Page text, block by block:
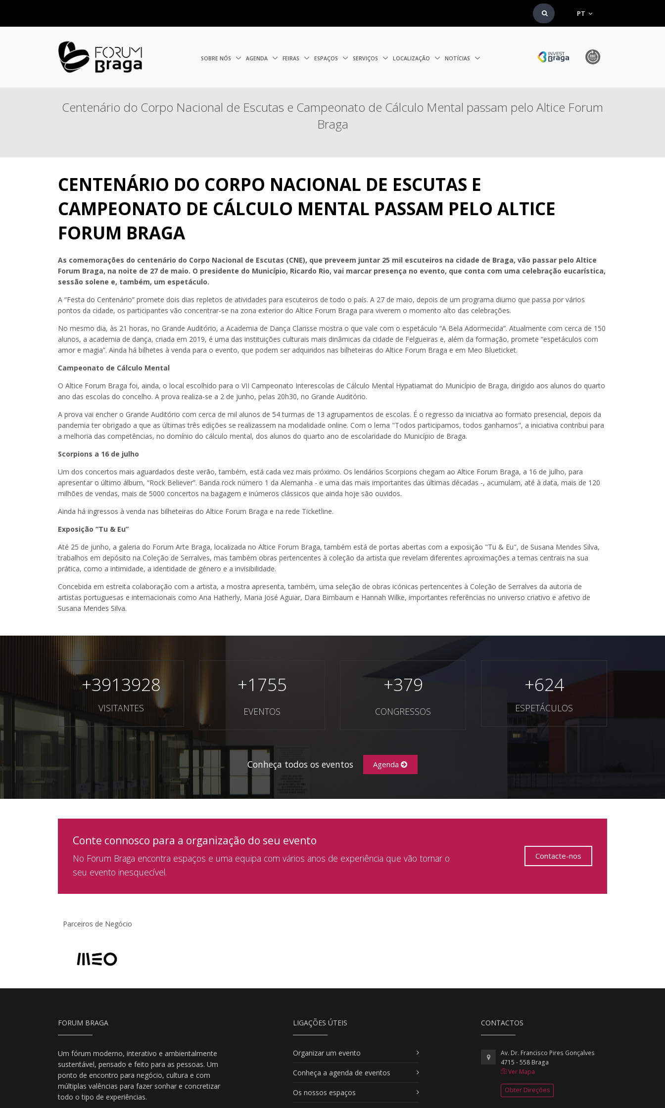
PT
SOBRE NÓS AGENDA FEIRAS ESPAÇOS SERVIÇOS LOCALIZAÇÃO NOTÍCIAS
Centenário do Corpo Nacional de Escutas e Campeonato de Cálculo Mental passam pelo Altice Forum
Braga
CENTENÁRIO DO CORPO NACIONAL DE ESCUTAS E
CAMPEONATO DE CÁLCULO MENTAL PASSAM PELO ALTICE
FORUM BRAGA
As comemorações do centenário do Corpo Nacional de Escutas (CNE), que preveem juntar 25 mil escuteiros na cidade de Braga, vão passar pelo Altice
Forum Braga, na noite de 27 de maio. O presidente do Município, Ricardo Rio, vai marcar presença no evento, que conta com uma celebração eucarística,
sessão solene e, também, um espetáculo.
A “Festa do Centenário” promete dois dias repletos de atividades para escuteiros de todo o país. A 27 de maio, depois de um programa diurno que passa por vários
pontos da cidade, os participantes vão concentrar-se na zona exterior do Altice Forum Braga para viverem o momento alto das celebrações.
No mesmo dia, às 21 horas, no Grande Auditório, a Academia de Dança Clarisse mostra o que vale com o espetáculo “A Bela Adormecida”. Atualmente com cerca de 150
alunos, a academia de dança, criada em 2019, é uma das instituições culturais mais dinâmicas da cidade de Felgueiras e, além da formação, promete “espetáculos com
amor e magia”. Ainda há bilhetes à venda para o evento, que podem ser adquiridos nas bilheteiras do Altice Forum Braga e em Meo Blueticket.
Campeonato de Cálculo Mental
O Altice Forum Braga foi, ainda, o local escolhido para o VII Campeonato Interescolas de Cálculo Mental Hypatiamat do Município de Braga, dirigido aos alunos do quarto
ano das escolas do concelho. A prova realiza-se a 2 de junho, pelas 20h30, no Grande Auditório.
A prova vai encher o Grande Auditório com cerca de mil alunos de 54 turmas de 13 agrupamentos de escolas. É o regresso da iniciativa ao formato presencial, depois da
pandemia ter obrigado a que as últimas três edições se realizassem na modalidade online. Com o lema "Todos participamos, todos ganhamos", a iniciativa contribui para
a melhoria das competências, no domínio do cálculo mental, dos alunos do quarto ano de escolaridade do Município de Braga.
Scorpions a 16 de julho
Um dos concertos mais aguardados deste verão, também, está cada vez mais próximo. Os lendários Scorpions chegam ao Altice Forum Braga, a 16 de julho, para
apresentar o último álbum, “Rock Believer”. Banda rock número 1 da Alemanha - e uma das mais importantes das últimas décadas -, acumulam, até à data, mais de 120
milhões de vendas, mais de 5000 concertos na bagagem e inúmeros clássicos que ainda hoje são ouvidos.
Ainda há ingressos à venda nas bilheteiras do Altice Forum Braga e na rede Ticketline.
Exposição “Tu & Eu”
Até 25 de junho, a galeria do Forum Arte Braga, localizada no Altice Forum Braga, também está de portas abertas com a exposição "Tu & Eu", de Susana Mendes Silva,
trabalhos em depósito na Coleção de Serralves, mas também obras pertencentes à coleção da artista que revelam diferentes aproximações a temas centrais na sua
prática, como a intimidade, a identidade de género e a invisibilidade.
Concebida em estreita colaboração com a artista, a mostra apresenta, também, uma seleção de obras icónicas pertencentes à Coleção de Serralves da autoria de
artistas portuguesas e internacionais como Ana Hatherly, Maria José Aguiar, Dara Birnbaum e Hannah Wilke, importantes referências no universo criativo e afetivo de
Susana Mendes Silva.
+3913928
VISITANTES
+1755
EVENTOS
+379
CONGRESSOS
+624
ESPETÁCULOS
Conheça todos os eventos Agenda
Conte connosco para a organização do seu evento
No Forum Braga encontra espaços e uma equipa com vários anos de experiência que vão tornar o
seu evento inesquecível.
Contacte-nos
Parceiros de Negócio
FORUM BRAGA
Um fórum moderno, interativo e ambientalmente
sustentável, pensado e feito para as pessoas. Um
ponto de encontro para negócio, cultura e com
múltiplas valências para fazer sonhar e concretizar
todo o tipo de experiências.
LIGAÇÕES ÚTEIS
Organizar um evento
Conheça a agenda de eventos
Os nossos espaços
CONTACTOS
Av. Dr. Francisco Pires Gonçalves
4715 - 558 Braga
Ver Mapa
Obter Direções